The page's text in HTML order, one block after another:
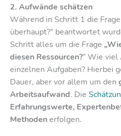
2. Aufwände schätzen
Während in Schritt 1 die
überhaupt?“ beantwortet
Schritt alles um die Frage
diesen Ressourcen?“ Wie
einzelnen Aufgaben? Hierbei
Dauer, aber vor allem um den
Arbeitsaufwand. Die
Erfahrungswerte,
Methodenerfolgen.